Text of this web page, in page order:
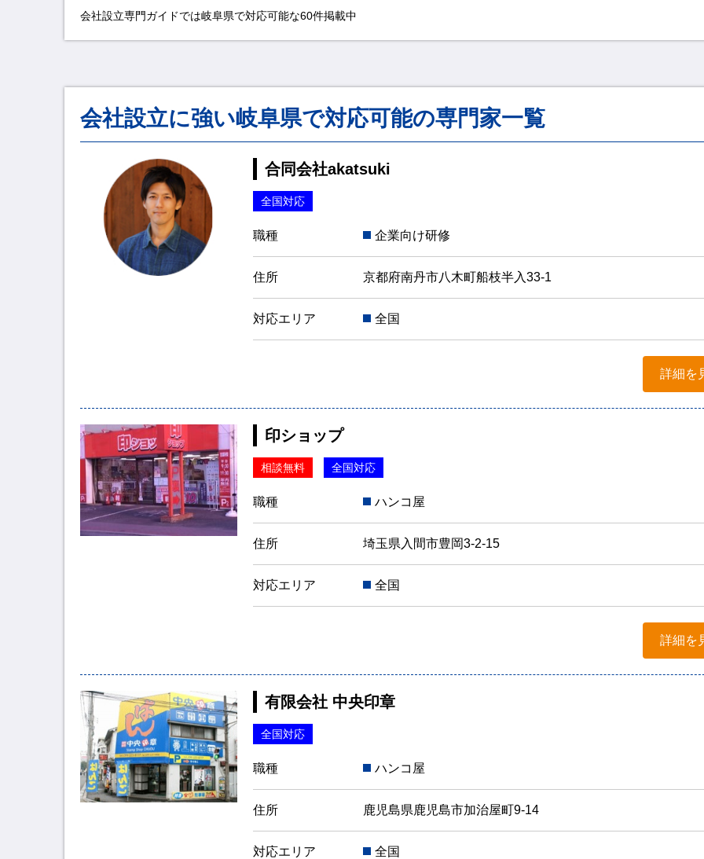
会社設立専門ガイドでは岐阜県で対応可能な60件掲載中
会社設立に強い岐阜県で対応可能の専門家一覧
合同会社akatsuki
全国対応
職種 企業向け研修
住所 京都府南丹市八木町船枝半入33-1
対応エリア 全国
詳細を
印ショップ
相談無料 全国対応
職種 ハンコ屋
住所 埼玉県入間市豊岡3-2-15
対応エリア 全国
詳細を
有限会社 中央印章
全国対応
職種 ハンコ屋
住所 鹿児島県鹿児島市加治屋町9-14
対応エリア 全国